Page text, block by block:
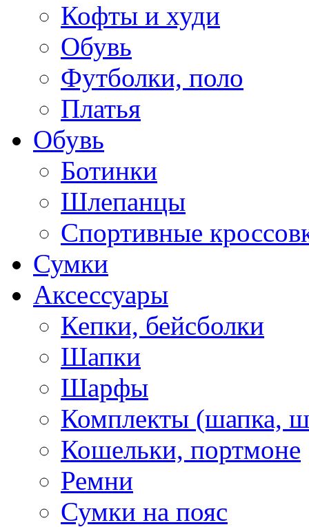
Кофты и худи
Обувь
Футболки, поло
Платья
Обувь
Ботинки
Шлепанцы
Спортивные
Сумки
Аксессуары
Кепки, бейсболки
Шапки
Шарфы
Комплекты (шапка,
Кошельки, портмоне
Ремни
Сумки на пояс